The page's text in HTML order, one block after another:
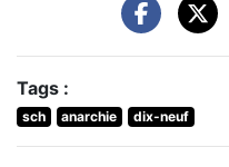
Tags :
sch anarchie dix-neuf